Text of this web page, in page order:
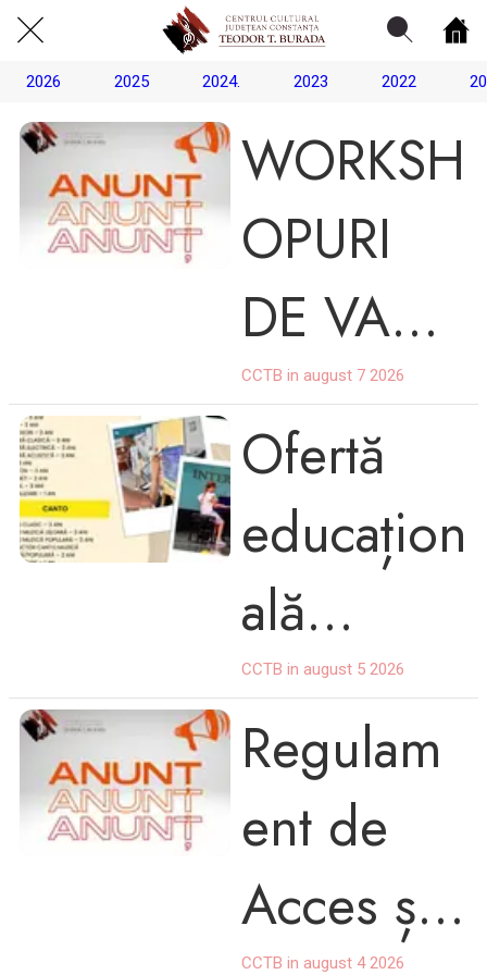
2026 2025 2024. 2023 2022
WORKSH
OPURI
DE VARĂ
10-14
AUGUST
2026
CCTB in august 7 2026
Ofertă
educațion
ală
cursuri
2026
CCTB in august 5 2026
Regulam
ent de
Acces și
CCTB in august 4 2026
Centrul Burada 🇷🇴 🇬🇧 🇫🇷 🇺🇦
Asistentul Centrului Cultural Teodor T. Burada